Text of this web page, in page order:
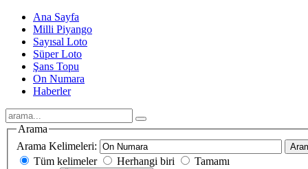
Ana Sayfa
Milli Piyango
Sayısal Loto
Süper Loto
Şans Topu
On Numara
Haberler
Arama
Arama Kelimeleri:
Tüm kelimeler Herhangi biri
Tamamı